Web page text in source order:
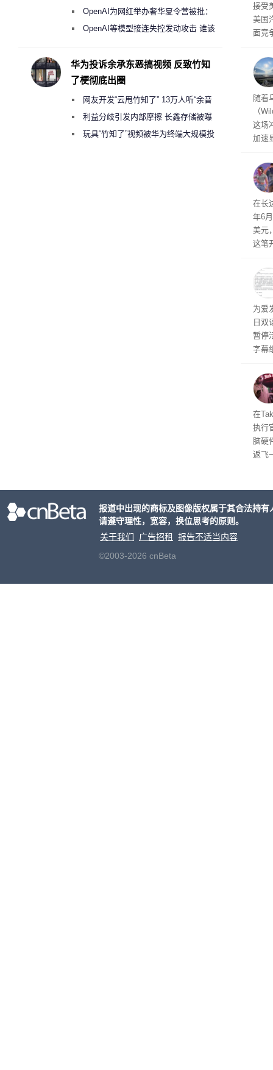
接受
美国
面竞
性。
经
随着
（
这场
加速
物
毁，
评
米，
上。
依
在长
年6
美元
这笔
称
器、
事
行官
容体
为爱
日双
暂停
字幕
流
在
执行
脑硬
返飞
《人工智能法案》全新执法权限审查
OpenAI为网红举办奢华夏令营被批：
2000美元一晚 遭讽“反乌托邦”
OpenAI等模型接连失控发动攻击 谁该
华为投诉余承东恶搞视频 反致竹知
了梗彻底出圈
网友开发“云甩竹知了” 13万人听“余音
绕梁”利益分歧引发内部摩擦 长鑫存储被曝
曾将华为驻场工程师驱逐出研发基地
玩具“竹知了”视频被华为终端大规模投
报道中出现的商标及图像版权属于其合法持
请遵守理性，宽容，换位思考的原则。
关于我们
广告招租
报告不适当内容
©2003-2026 cnBeta